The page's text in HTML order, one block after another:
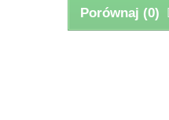
Porównaj (0)